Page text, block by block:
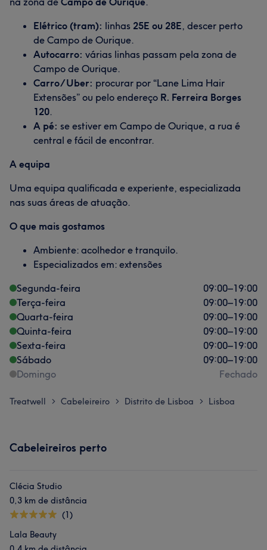
Elétrico (tram): linhas 25E ou 28E, descer perto
de Campo de Ourique.
Autocarro: várias linhas passam pela zona de
Campo de Ourique.
Carro/Uber: procurar por “Lane Lima Hair
Extensões” ou pelo endereço R. Ferreira Borges
120.
A pé: se estiver em Campo de Ourique, a rua é
central e fácil de encontrar.
A equipa
Uma equipa qualificada e experiente, especializada
nas suas áreas de atuação.
O que mais gostamos
Ambiente: acolhedor e tranquilo.
Especializados em: extensões
Segunda-feira
09:00–19:00
Terça-feira
09:00–19:00
Quarta-feira
09:00–19:00
Quinta-feira
09:00–19:00
Sexta-feira
09:00–19:00
Sábado
09:00–19:00
Domingo
Fechado
Treatwell > Cabeleireiro > Distrito de Lisboa > Lisboa
Cabeleireiros perto
Clécia Studio
0,3 km de distância
(1)
Lala Beauty